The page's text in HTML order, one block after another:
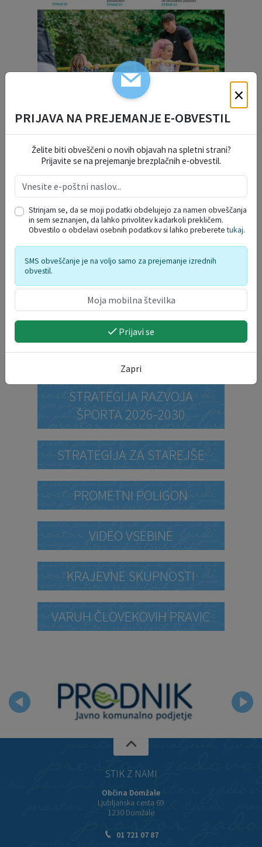
DELO OBČINSKEGA
REDARSTVA
PRORAČUN OBČINE
STRATEGIJA ZA MLADE
STRATEGIJA RAZVOJA
ŠPORTA 2026-2030
STRATEGIJA ZA STAREJŠE
PROMETNI POLIGON
VIDEO VSEBINE
KRAJEVNE SKUPNOSTI
VARUH ČLOVEKOVIH PRAVIC
STIK Z NAMI
Občina Domžale
Ljubljanska cesta 69
1230 Domžale
01 721 07 87
×
PRIJAVA NA PREJEMANJE E-OBVESTIL
Želite biti obveščeni o novih objavah na spletni strani?
Prijavite se na prejemanje brezplačnih e-obvestil.
Strinjam se, da se moji podatki obdelujejo za namen obveščanja
in sem seznanjen, da lahko privolitev kadarkoli prekličem.
Obvestilo o obdelavi osebnih podatkov si lahko preberetetukaj.
SMS obveščanje je na voljo samo za prejemanje izrednih
obvestil.
Prijavi se
Zapri